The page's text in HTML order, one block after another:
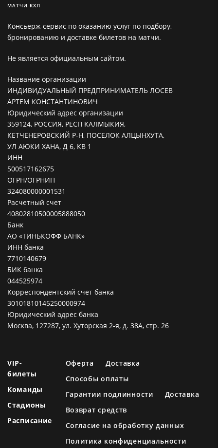
МАТЧИ КХЛ
Консьерж-сервис по оказанию услуг по подбору,
бронированию и доставке билетов на матчи.
Не является официальным сайтом.
Название организации
ИНДИВИДУАЛЬНЫЙ ПРЕДПРИНИМАТЕЛЬ ЛОСЕВ
АРТЕМ КОНСТАНТИНОВИЧ
Юридический адрес организации
359124, РОССИЯ, РЕСП КАЛМЫКИЯ,
КЕТЧЕНЕРОВСКИЙ Р-Н, ПОСЕЛОК АЛЦЫНХУТА,
УЛ АЮКИ ХАНА, Д 6, КВ 1
ИНН
500517162675
ОГРН/ОГРНИП
324080000001531
Расчетный счет
40802810500005888050
Банк
АО «ТИНЬКОФФ БАНК»
ИНН банка
7710140679
БИК банка
044525974
Корреспондентский счет банка
30101810145250000974
Юридический адрес банка
Москва, 127287, ул. Хуторская 2-я, д. 38А, стр. 26
VIP-
билеты
Команды
Стадионы
Расписание
Оферта
Доставка
Способы оплаты
Гарантии подлинности
Доставка
Возврат средств
Согласие на обработку данных
Политика конфиденциальности